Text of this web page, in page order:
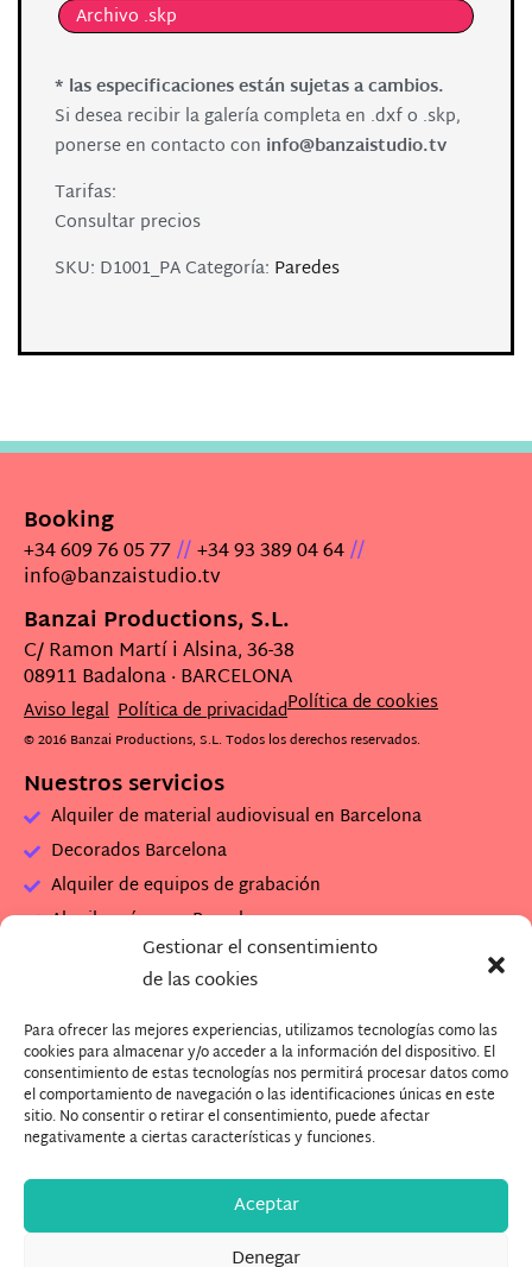
Gestionar el consentimiento
de las cookies
Para ofrecer las mejores experiencias, utilizamos tecnologías como las
cookies para almacenar y/o acceder a la información del dispositivo. El
consentimiento de estas tecnologías nos permitirá procesar datos como
el comportamiento de navegación o las identificaciones únicas en este
sitio. No consentir o retirar el consentimiento, puede afectar
negativamente a ciertas características y funciones.
Aceptar
Denegar
Archivo .skp
* las especificaciones están sujetas a cambios.
Si desea recibir la galería completa en .dxf o .skp,
ponerse en contacto con info@banzaistudio.tv
Tarifas:
Consultar precios
SKU: D1001_PACategoría: Paredes
Booking
+34 609 76 05 77//+34 93 389 04 64//
info@banzaistudio.tv
Banzai Productions, S.L.
C/ Ramon Martí i Alsina, 36-38
08911 Badalona · BARCELONA
Aviso legal Política de privacidadPolítica de cookies
© 2016 Banzai Productions, S.L. Todos los derechos reservados.
Nuestros servicios
Alquiler de material audiovisual en Barcelona
Decorados Barcelona
Alquiler de equipos de grabación
Alquiler cámaras Barcelona
Alquiler set de rodaje
Alquiler plató de grabación
Descarga Dossier Banzai
Descarga imagenes Plató (.zip)
¿Quieres trabajar con nosotros?